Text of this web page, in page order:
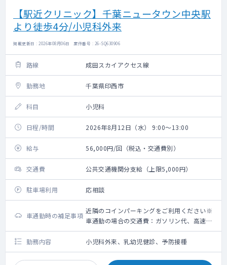
【駅近クリニック】千葉ニュータウン中央駅
より徒歩4分/小児科外来
掲載更新日 : 2026年08月06日 案件番号 : 26-SQ630906
路線 成田スカイアクセス線
勤務地 千葉県印西市
科目 小児科
日程/時間 2026年8月12日（水） 9:00～13:00
給与 56,000円/回（税込・交通費別）
交通費 公共交通機関分支給（上限5,000円）
駐車場利用 応相談
車通勤時の補足事項
近隣のコインパーキングをご利用ください※
車通勤の場合の交通費：ガソリン代、高速道
路利用料金（上限5,000円）＋駐車場代（上
限2,000円）
勤務内容 小児科外来、乳幼児健診、予防接種